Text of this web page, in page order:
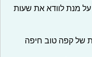
מנת לוודא את שעות
של קפה טוב חיפה